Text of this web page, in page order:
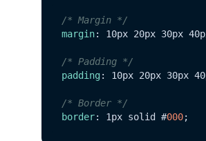
/* Margin */
margin: 10px 20px 30px
/* Padding */
padding: 10px 20px 30px
/* Border */
border: 1px solid #000